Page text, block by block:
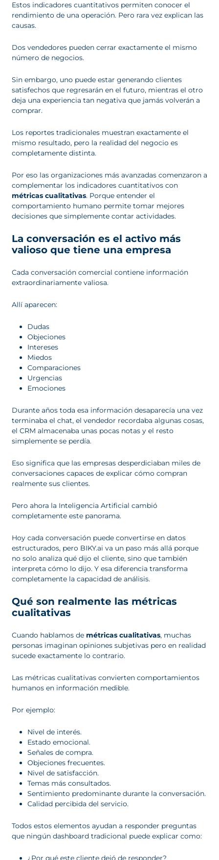
Estos indicadores cuantitativos permiten conocer el
rendimiento de una operación. Pero rara vez explican las
causas.
Dos vendedores pueden cerrar exactamente el mismo
número de negocios.
Sin embargo, uno puede estar generando clientes
satisfechos que regresarán en el futuro, mientras el otro
deja una experiencia tan negativa que jamás volverán a
comprar.
Los reportes tradicionales muestran exactamente el
mismo resultado, pero la realidad del negocio es
completamente distinta.
Por eso las organizaciones más avanzadas comenzaron a
complementar los indicadores cuantitativos con
métricas cualitativas. Porque entender el
comportamiento humano permite tomar mejores
decisiones que simplemente contar actividades.
La conversación es el activo más
valioso que tiene una empresa
Cada conversación comercial contiene información
extraordinariamente valiosa.
Allí aparecen:
Dudas
Objeciones
Intereses
Miedos
Comparaciones
Urgencias
Emociones
Durante años toda esa información desaparecía una vez
terminaba el chat, el vendedor recordaba algunas cosas,
el CRM almacenaba unas pocas notas y el resto
simplemente se perdía.
Eso significa que las empresas desperdiciaban miles de
conversaciones capaces de explicar cómo compran
realmente sus clientes.
Pero ahora la Inteligencia Artificial cambió
completamente este panorama.
Hoy cada conversación puede convertirse en datos
estructurados, pero BIKY.ai va un paso más allá porque
no solo analiza qué dijo el cliente, sino que también
interpreta cómo lo dijo. Y esa diferencia transforma
completamente la capacidad de análisis.
Qué son realmente las métricas
cualitativas
Cuando hablamos de métricas cualitativas, muchas
personas imaginan opiniones subjetivas pero en realidad
sucede exactamente lo contrario.
Las métricas cualitativas convierten comportamientos
humanos en información medible.
Por ejemplo:
Nivel de interés.
Estado emocional.
Señales de compra.
Objeciones frecuentes.
Nivel de satisfacción.
Temas más consultados.
Sentimiento predominante durante la conversación.
Calidad percibida del servicio.
Todos estos elementos ayudan a responder preguntas
que ningún dashboard tradicional puede explicar como:
¿Por qué este cliente dejó de responder?